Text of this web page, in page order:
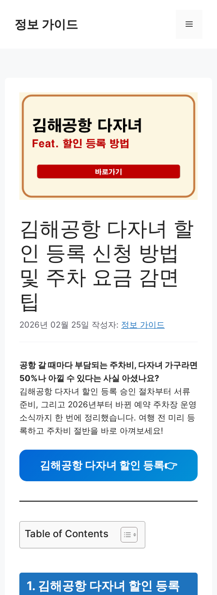
정보 가이드 메
김해공항 다자녀 할
인 등록 신청 방법
및 주차 요금 감면
팁
2026년 02월 25일 작성자: 정보 가이드
공항 갈 때마다 부담되는 주차비, 다자녀 가구라면
50%나 아낄 수 있다는 사실 아셨나요?
김해공항 다자녀 할인 등록 승인 절차부터 서류
준비, 그리고 2026년부터 바뀐 예약 주차장 운영
소식까지 한 번에 정리했습니다. 여행 전 미리 등
록하고 주차비 절반을 바로 아껴보세요!
김해공항 다자녀 할인 등록👉
Table of Contents
1. 김해공항 다자녀 할인 등록